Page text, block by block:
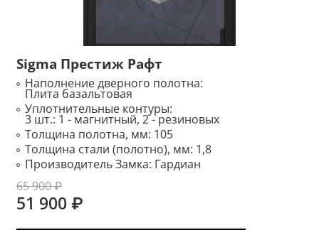
Sigma Престиж Рафт
Наполнение дверного полотна:
Плита базальтовая
Уплотнительные контуры:
3 шт.: 1 - магнитный, 2 - резиновых
Толщина полотна, мм: 105
Толщина стали (полотно), мм: 1,8
Производитель Замка: Гардиан
65 900 ₽
51 900 ₽